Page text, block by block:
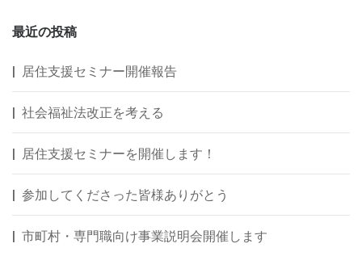
最近の投稿
居住支援セミナー開催報告
社会福祉法改正を考える
居住支援セミナーを開催します！
参加してくださった皆様ありがとう
市町村・専門職向け事業説明会開催します